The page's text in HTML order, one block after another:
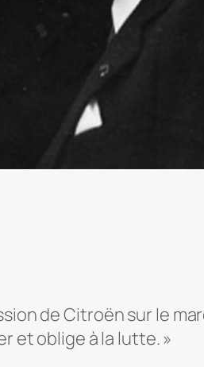
de Citroën sur le
et oblige à la lutte. »